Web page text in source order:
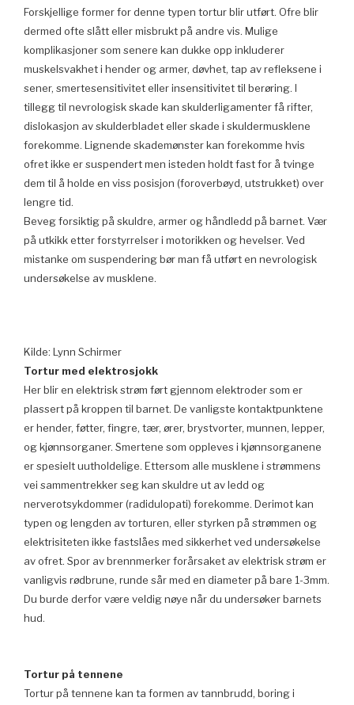
Forskjellige former for denne typen tortur blir utført. Ofre blir
dermed ofte slått eller misbrukt på andre vis. Mulige
komplikasjoner som senere kan dukke opp inkluderer
muskelsvakhet i hender og armer, døvhet, tap av refleksene i
sener, smertesensitivitet eller insensitivitet til berøring. I
tillegg til nevrologisk skade kan skulderligamenter få rifter,
dislokasjon av skulderbladet eller skade i skuldermusklene
forekomme. Lignende skademønster kan forekomme hvis
ofret ikke er suspendert men isteden holdt fast for å tvinge
dem til å holde en viss posisjon (foroverbøyd, utstrukket) over
lengre tid.
Beveg forsiktig på skuldre, armer og håndledd på barnet. Vær
på utkikk etter forstyrrelser i motorikken og hevelser. Ved
mistanke om suspendering bør man få utført en nevrologisk
undersøkelse av musklene.
Kilde: Lynn Schirmer
Tortur med elektrosjokk
Her blir en elektrisk strøm ført gjennom elektroder som er
plassert på kroppen til barnet. De vanligste kontaktpunktene
er hender, føtter, fingre, tær, ører, brystvorter, munnen, lepper,
og kjønnsorganer. Smertene som oppleves i kjønnsorganene
er spesielt uutholdelige. Ettersom alle musklene i strømmens
vei sammentrekker seg kan skuldre ut av ledd og
nerverotsykdommer (radidulopati) forekomme. Derimot kan
typen og lengden av torturen, eller styrken på strømmen og
elektrisiteten ikke fastslåes med sikkerhet ved undersøkelse
av ofret. Spor av brennmerker forårsaket av elektrisk strøm er
vanligvis rødbrune, runde sår med en diameter på bare 1-3mm.
Du burde derfor være veldig nøye når du undersøker barnets
hud.
Tortur på tennene
Tortur på tennene kan ta formen av tannbrudd, boring i